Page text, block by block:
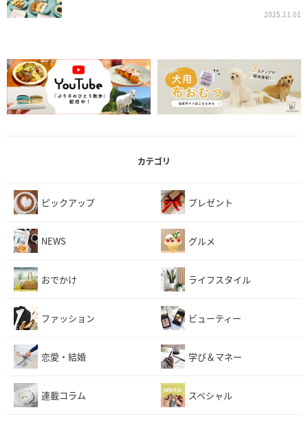
2025.11.01
カテゴリ
ピックアップ プレゼント
NEWS グルメ
おでかけ ライフスタイル
ファッション ビューティー
恋愛・結婚 学び＆マネー
連載コラム スペシャル